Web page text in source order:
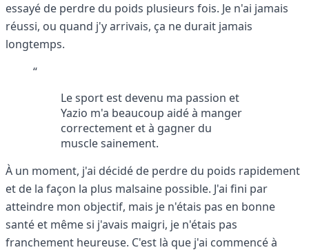
essayé de perdre du poids plusieurs fois. Je n'ai jamais
réussi, ou quand j'y arrivais, ça ne durait jamais
longtemps.
“
Le sport est devenu ma passion et
Yazio m'a beaucoup aidé à manger
correctement et à gagner du
muscle sainement.
À un moment, j'ai décidé de perdre du poids rapidement
et de la façon la plus malsaine possible. J'ai fini par
atteindre mon objectif, mais je n'étais pas en bonne
santé et même si j'avais maigri, je n'étais pas
franchement heureuse. C'est là que j'ai commencé à